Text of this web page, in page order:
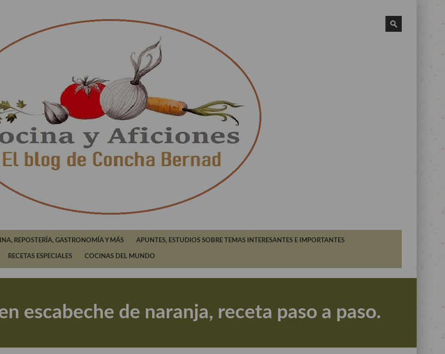
REPOSTERÍA, GASTRONOMÍA Y MÁS APUNTES, ESTUDIOS SOBRE TEMAS INTERESANTES E IMPORTANTES
RECETAS ESPECIALES COCINAS DEL MUNDO
escabeche de naranja, receta paso a paso.